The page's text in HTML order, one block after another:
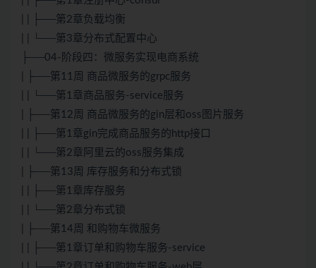
| | ├──第2章负载均衡
| | └──第3章分布式配置中心
├──04-阶段四：微服务实现电商系统
| ├──第11周 商品微服务的grpc服务
| | └──第1章商品服务-service服务
| ├──第12周 商品微服务的gin层和oss图片服务
| | ├──第1章gin完成商品服务的http接口
| | └──第2章阿里云的oss服务集成
| ├──第13周 库存服务和分布式锁
| | ├──第1章库存服务
| | └──第2章分布式锁
| ├──第14周 和购物车微服务
| | ├──第1章订单和购物车服务-service